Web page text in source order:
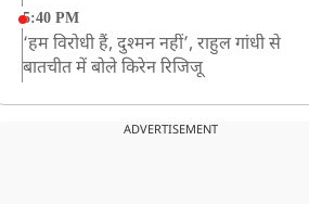
5:40 PM
‘हम विरोधी हैं, दुश्मन नहीं’, राहुल गांधी से
बातचीत में बोले किरेन रिजिजू
झारखंड के छात्रों को CJP का समर्थन, रांची पहुंच
ADVERTISEMENT